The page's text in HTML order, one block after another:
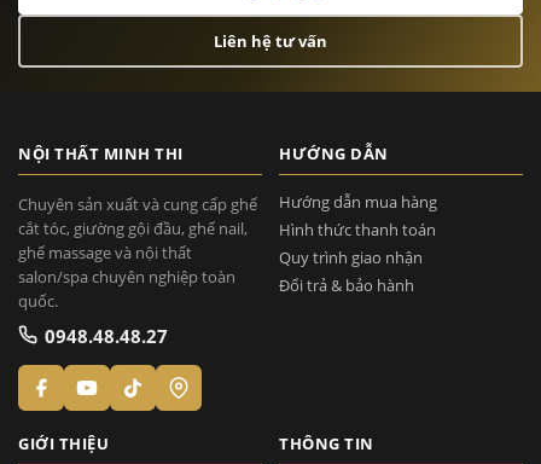
Liên hệ tư vấn
NỘI THẤT MINH THI
Chuyên sản xuất và cung cấp ghế
cắt tóc, giường gội đầu, ghế nail,
ghế massage và nội thất
salon/spa chuyên nghiệp toàn
quốc.
0948.48.48.27
GIỚI THIỆU
HƯỚNG DẪN
Hướng dẫn mua hàng
Hình thức thanh toán
Quy trình giao nhận
Đổi trả & bảo hành
THÔNG TIN